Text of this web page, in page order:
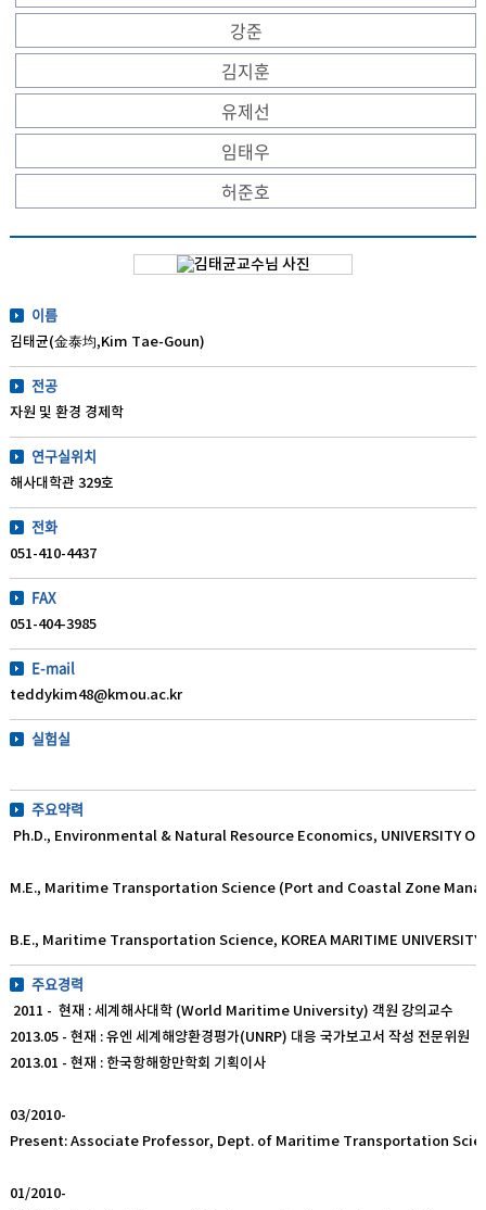
강준
김지훈
유제선
임태우
허준호
이름
김태균(金泰均,Kim Tae-Goun)
전공
자원 및 환경 경제학
연구실위치
해사대학관 329호
전화
051-410-4437
FAX
051-404-3985
E-mail
teddykim48@kmou.ac.kr
실험실
주요약력
Ph.D., Environmental & Natural Resource Economics, UNIVERSITY OF
M.E., Maritime Transportation Science (Port and Coastal Zone
B.E., Maritime Transportation Science, KOREA MARITIME
주요경력
2011 - 현재 : 세계해사대학 (World Maritime University) 객원 강의교수
2013.05 - 현재 : 유엔 세계해양환경평가(UNRP) 대응 국가보고서 작성 전문위원
2013.01 - 현재 : 한국항해항만학회 기획이사
03/2010-
Present: Associate Professor, Dept. of Maritime Transportation
01/2010-